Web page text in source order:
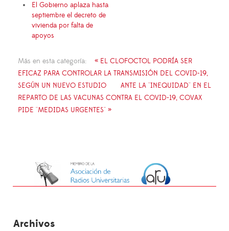
El Gobierno aplaza hasta
septiembre el decreto de
vivienda por falta de
apoyos
Más en esta categoría:
« EL CLOFOCTOL PODRÍA SER
EFICAZ PARA CONTROLAR LA TRANSMISIÓN DEL COVID-19,
SEGÚN UN NUEVO ESTUDIO
ANTE LA ''INEQUIDAD'' EN EL
REPARTO DE LAS VACUNAS CONTRA EL COVID-19, COVAX
PIDE ''MEDIDAS URGENTES'' »
Archivos